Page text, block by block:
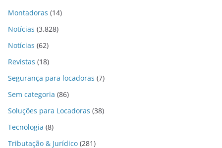
Montadoras (14)
Notícias (3.828)
Notícias (62)
Revistas (18)
Segurança para locadoras (7)
Sem categoria (86)
Soluções para Locadoras (38)
Tecnologia (8)
Tributação & Jurídico (281)